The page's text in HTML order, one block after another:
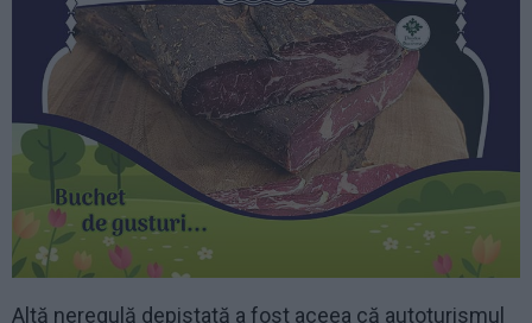
Altă neregulă depistată a fost aceea că autoturismul